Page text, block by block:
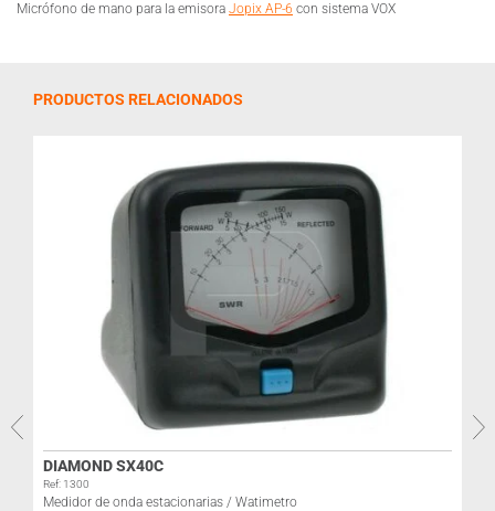
Micrófono de mano para la emisora Jopix AP-6 con sistema VOX
PRODUCTOS RELACIONADOS
DIAMOND SX40C
Ref: 1300
Medidor de onda estacionarias / Watimetro